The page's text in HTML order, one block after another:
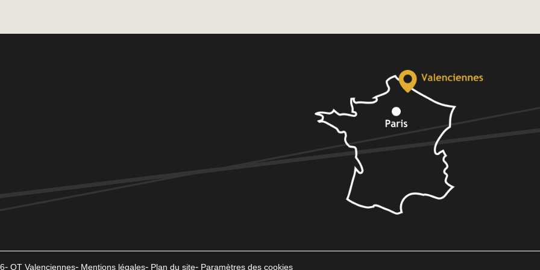
OT Valenciennes Mentions légales Plan du site Paramètres des cookies